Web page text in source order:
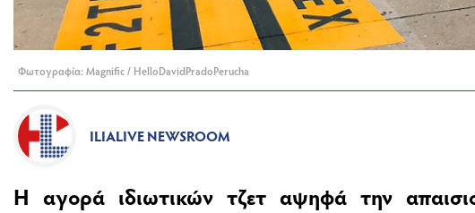
Φωτογραφία: Magnific / HelloDavidPradoPerucha
ILIALIVE NEWSROOM
Η αγορά ιδιωτικών τζετ αψηφά την